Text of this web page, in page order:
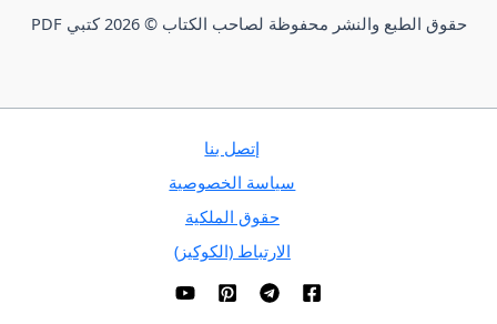
حقوق الطبع والنشر محفوظة لصاحب الكتاب © 2026 كتبي PDF
إتصل بنا
سياسة الخصوصية
حقوق الملكية
الارتباط (الكوكيز)